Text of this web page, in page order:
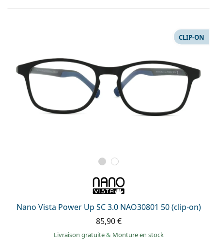
Nano Vista Power Up SC 3.0 NAO30801 50 (clip-on)
CLIP-ON
85,90 €
Livraison gratuite& Monture en stock